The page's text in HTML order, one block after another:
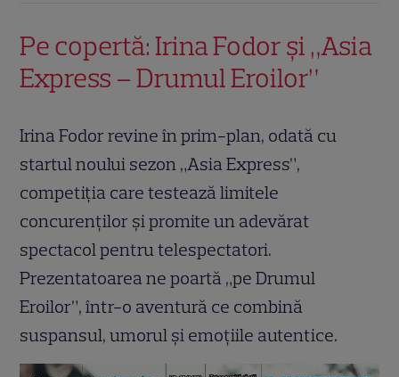
Pe copertă: Irina Fodor și „Asia
Express – Drumul Eroilor”
Irina Fodor revine în prim-plan, odată cu
startul noului sezon „Asia Express”,
competiția care testează limitele
concurenților și promite un adevărat
spectacol pentru telespectatori.
Prezentatoarea ne poartă „pe Drumul
Eroilor”, într-o aventură ce combină
suspansul, umorul și emoțiile autentice.